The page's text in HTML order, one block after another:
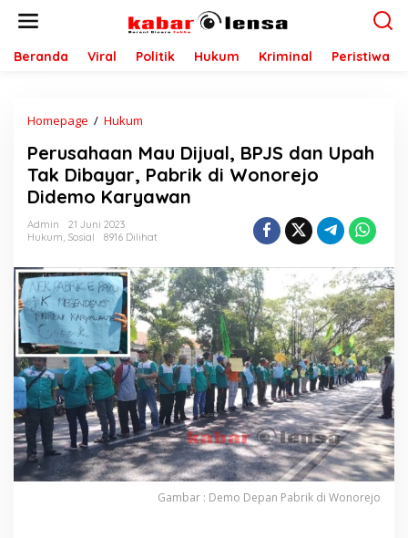
Beranda Viral Politik Hukum Kriminal Peristiwa
Homepage / Hukum
r
u
s
a
a
n
M
a
u
D
i
j
u
a
l
,
B
P
J
Perusahaan Mau Dijual, BPJS dan Upah
Tak Dibayar, Pabrik di Wonorejo
Didemo Karyawan
Admin
21 Juni 2023
Hukum, Sosial 8916 Dilihat
Gambar : Demo Depan Pabrik di Wonorejo